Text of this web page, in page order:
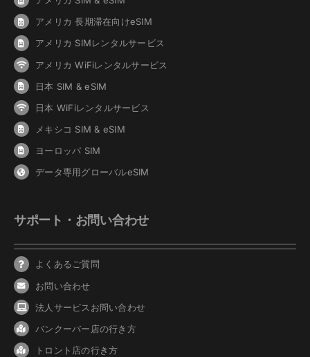
アメリカ 長期滞在向けeSIM
アメリカ SIMレンタルサービス
アメリカ WiFiレンタルサービス
日本 SIM & eSIM
日本 WiFiレンタルサービス
メキシコ SIM & eSIM
ヨーロッパ SIM
データ専用グローバルeSIM
サポート・お問い合わせ
よくあるご質問
お問い合わせ
法人サービスお問い合わせ
バンクーバー 店の行き方
トロント店の行き方